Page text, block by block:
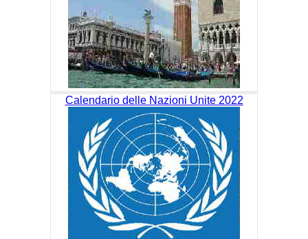
Calendario delle Nazioni Unite 2022